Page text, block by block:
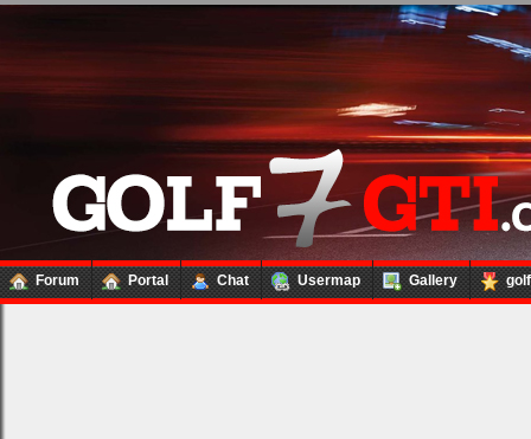
Forum Portal Chat Usermap Gallery